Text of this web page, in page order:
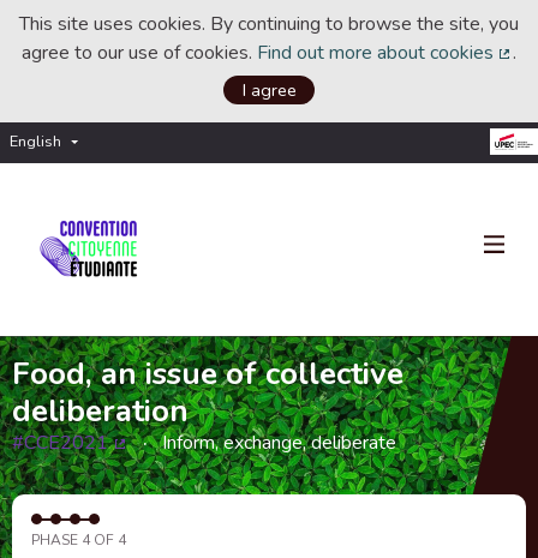
This site uses cookies. By continuing to browse the site, you
agree to our use of cookies. Find out more about cookies .
I agree
English Choisir la langue
Food, an issue of collective
deliberation
#CCE2021
(External link)
Inform, exchange, deliberate
PHASE 4 OF 4